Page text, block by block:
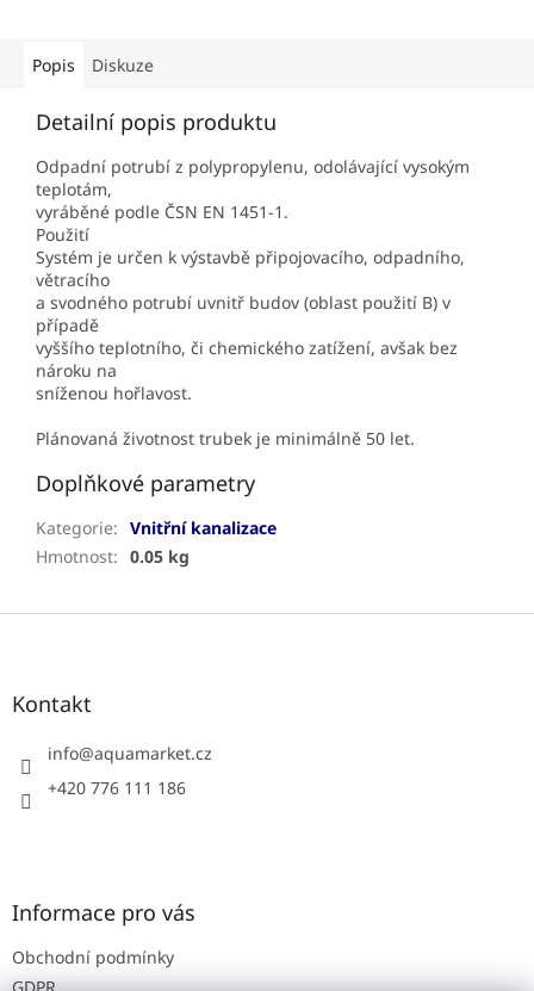
Popis Diskuze
Detailní popis produktu
Odpadní potrubí z polypropylenu, odolávající vysokým
teplotám,
vyráběné podle ČSN EN 1451-1.
Použití
Systém je určen k výstavbě připojovacího, odpadního,
větracího
a svodného potrubí uvnitř budov (oblast použití B) v
případě
vyššího teplotního, či chemického zatížení, avšak bez
nároku na
sníženou hořlavost.
Plánovaná životnost trubek je minimálně 50 let.
Doplňkové parametry
Kategorie: Vnitřní kanalizace
Hmotnost: 0.05 kg
Z
Kontakt
info@aquamarket.cz
+420 776 111 186
Informace pro vás
Obchodní podmínky